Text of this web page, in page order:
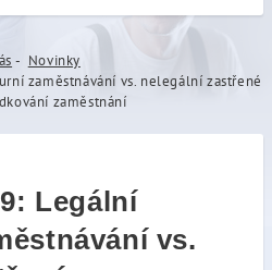
9: Legální
Novinky
zaměstnávání vs. nelegální zastřené
zaměstnání
Legální
vs.